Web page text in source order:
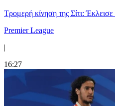
Τρομερή κίνηση της Σίτι:
Premier League
|
16:27